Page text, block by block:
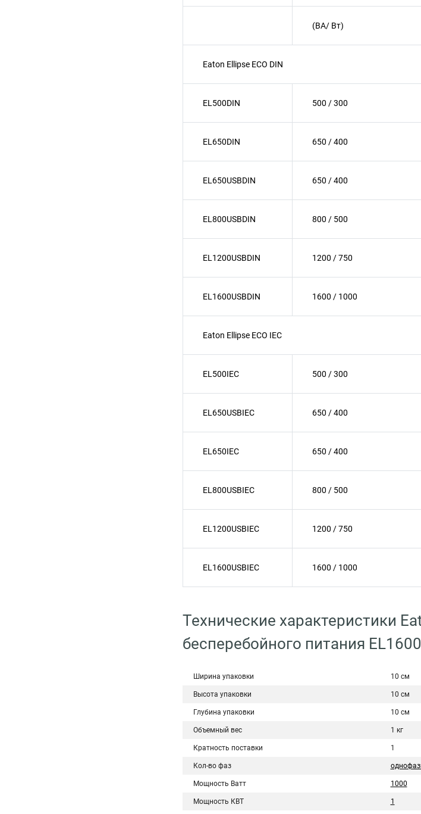
(ВА/ Вт)
Eaton Ellipse ECO DIN
EL500DIN 500 / 300
EL650DIN 650 / 400
EL650USBDIN 650 / 400
EL800USBDIN 800 / 500
EL1200USBDIN 1200 / 750
EL1600USBDIN 1600 / 1000
Eaton Ellipse ECO IEC
EL500IEC 500 / 300
EL650USBIEC 650 / 400
EL650IEC 650 / 400
EL800USBIEC 800 / 500
EL1200USBIEC 1200 / 750
EL1600USBIEC 1600 / 1000
Технические характеристики
бесперебойного питания
Ширина упаковки 10 см
Высота упаковки 10 см
Глубина упаковки 10 см
Объемный вес 1 кг
Кратность поставки 1
Кол-во фаз
Мощность Ватт 1000
Мощность КВТ 1